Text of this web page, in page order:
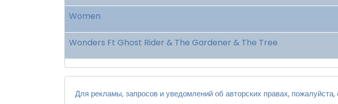
Women
Wonders Ft Ghost Rider & The Gardener & The Tree
Для рекламы, запросов и уведомлений об авторских правах,